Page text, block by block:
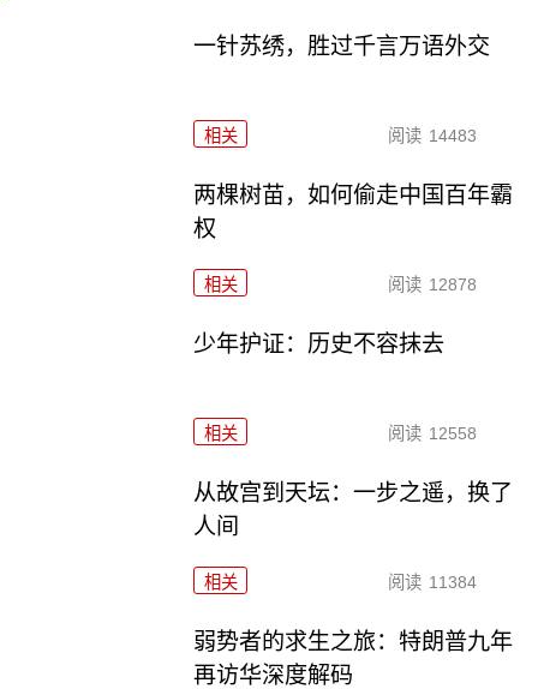
一针苏绣，胜过千言万语外交
相关 阅读 14483
两棵树苗，如何偷走中国百年霸
权
相关 阅读 12878
少年护证：历史不容抹去
相关 阅读 12558
从故宫到天坛：一步之遥，换了
人间
相关 阅读 11384
弱势者的求生之旅：特朗普九年
再访华深度解码